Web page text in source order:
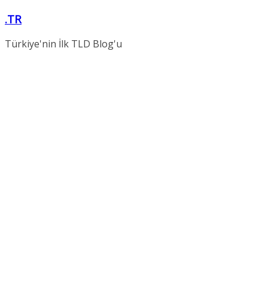
Skip
content
.TR
Türkiye'nin İlk TLD Blog'u